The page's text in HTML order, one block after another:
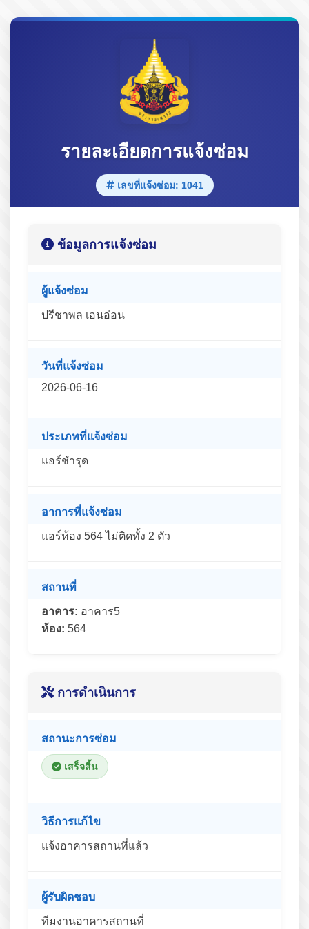
รายละเอียดการแจ้งซ่อม
เลขที่แจ้งซ่อม: 1041
ข้อมูลการแจ้งซ่อม
ผู้แจ้งซ่อม
ปรีชาพล เอนอ่อน
วันที่แจ้งซ่อม
2026-06-16
ประเภทที่แจ้งซ่อม
แอร์ชำรุด
อาการที่แจ้งซ่อม
แอร์ห้อง 564 ไม่ติดทั้ง 2 ตัว
สถานที่
อาคาร: อาคาร5
ห้อง: 564
การดำเนินการ
สถานะการซ่อม
เสร็จสิ้น
วิธีการแก้ไข
แจ้งอาคารสถานที่แล้ว
ผู้รับผิดชอบ
ทีมงานอาคารสถานที่